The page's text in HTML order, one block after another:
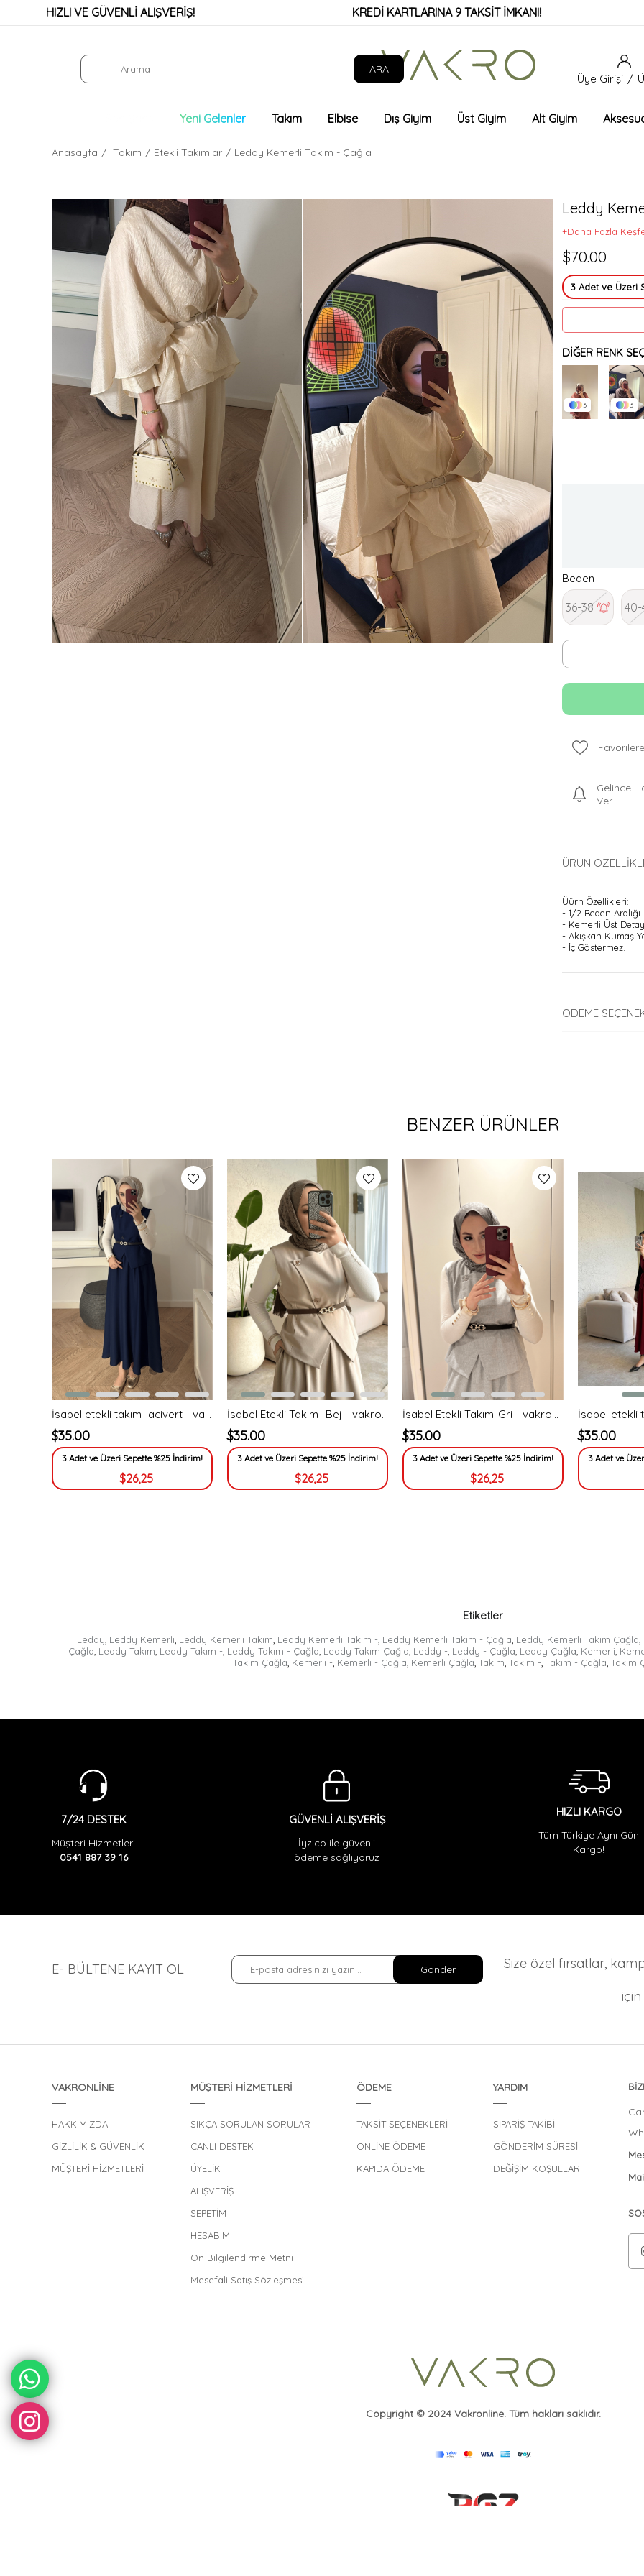
HIZLI VE GÜVENLİ ALIŞVERİŞ! KREDİ KARTLARINA 9 TAKSİT İMKANI!
Üye Girişi
Yeni Gelenler Takım Elbise Dış Giyim Üst Giyim Alt Giyim
Anasayfa Takım Etekli Takımlar Leddy Kemerli Takım - Çağla
Leddy
+Daha Fazla
$70.00
3 Adet ve Üzeri
DIĞER RENK
3 3
Beden
36-38 40-
Gelince
Ver
ÜRÜN
Üürn Özellikleri:
- 1/2 Beden Aralığı.
- Kemerli Üst Detay
- Akışkan Kumaş
- İç Göstermez.
ÖDEME
BENZER ÜRÜNLER
İsabel etekli takım-lacivert - vakronline
$35.00
3 Adet ve Üzeri Sepette %25 İndirim!
$26,25
İsabel Etekli Takım- Bej - vakronline
$35.00
3 Adet ve Üzeri Sepette %25 İndirim!
$26,25
İsabel Etekli Takım-Gri - vakronline
$35.00
3 Adet ve Üzeri Sepette %25 İndirim!
$26,25
$35.00
3 Adet ve
Etiketler
Leddy Leddy Kemerli Leddy Kemerli Takım Leddy Kemerli Takım - Leddy Kemerli Takım - Çağla Leddy Kemerli Takım Çağla
Çağla Leddy Takım Leddy Takım - Leddy Takım - Çağla Leddy Takım Çağla Leddy - Leddy - Çağla Leddy Çağla Kemerli
Takım Çağla Kemerli - Kemerli - Çağla Kemerli Çağla Takım Takım - Takım - Çağla Takım
7/24 DESTEK
Müşteri Hizmetleri
0541 887 39 16
GÜVENLİ ALIŞVERİŞ
İyzico ile güvenli
ödeme sağlıyoruz
HIZLI KARGO
Tüm Türkiye Aynı Gün
Kargo!
E- BÜLTENE KAYIT OL Gönder
Size özel fırsatlar,
VAKRONLİNE
HAKKIMIZDA
GİZLİLİK & GÜVENLİK
MÜŞTERİ HİZMETLERİ
MÜŞTERİ HİZMETLERİ
SIKÇA SORULAN SORULAR
CANLI DESTEK
ÜYELİK
ALIŞVERİŞ
SEPETİM
HESABIM
Ön Bilgilendirme Metni
Mesefali Satış Sözleşmesi
ÖDEME
TAKSİT SEÇENEKLERİ
ONLİNE ÖDEME
KAPIDA ÖDEME
YARDIM
SİPARİŞ TAKİBİ
GÖNDERİM SÜRESİ
DEĞİŞİM KOŞULLARI
Copyright © 2024 Vakronline. Tüm hakları saklıdır.